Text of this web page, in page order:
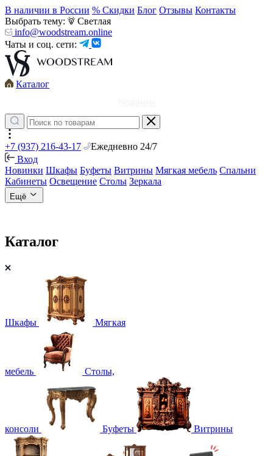
В наличии в России % Скидки Блог Отзывы Контакты
Выбрать тему:
Светлая
info@woodstream.online
Чаты и соц. сети:
Каталог
+7 (937) 216-43-17
Ежедневно 24/7
Вход
Новинки Шкафы Буфеты Витрины Мягкая мебель Спальни
Кабинеты Освещение Столы Зеркала
Ещё
Каталог
Шкафы Мягкая
мебель Столы,
консоли Буфеты Витрины